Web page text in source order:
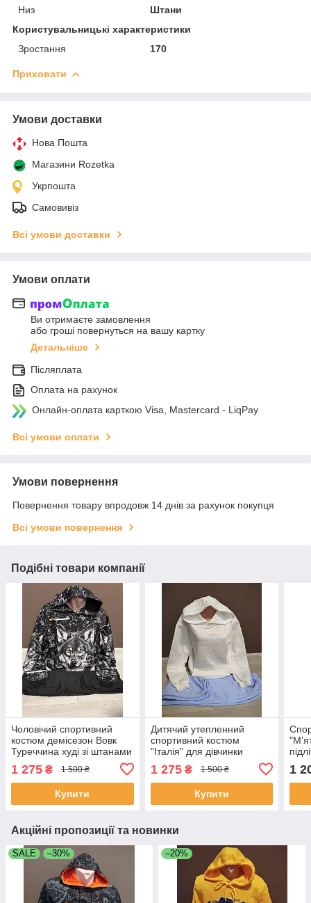
Низ
Штани
Користувальницькі характеристики
Зростання
170
Приховати
Умови доставки
Нова Пошта
Магазини Rozetka
Укрпошта
Самовивіз
Всі умови доставки
Умови оплати
Ви отримаєте замовлення
або гроші повернуться на вашу картку
Детальніше
Післяплата
Оплата на рахунок
Онлайн-оплата карткою Visa, Mastercard - LiqPay
Всі умови оплати
Умови повернення
Повернення товару впродовж 14 днів за рахунок покупця
Всі умови повернення
Подібні товари компанії
Чоловічий спортивний
костюм демісезон Вовк
Туреччина худі зі штанами
1 275 ₴ 1 500 ₴
Купити
Дитячий утепленний
спортивний костюм
"Італія" для дівчинки
двійка штани та худі білий
блакитний
1 275₴ 1 500 ₴
Купити
та
1
Акційні пропозиції та новинки
SALE –30% –20%